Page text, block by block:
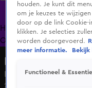
HomeUitzending Gemist
Oranjezomer
Kabinet wil speciale
28 apr 2025, 07:54
houden. Je kunt dit
om je keuzes te
door op de link Cookie-
klikken. Je selecties
worden doorgevoerd.
meer informatie.
Bekijk
Functioneel &